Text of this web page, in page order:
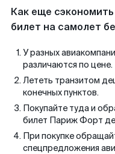
Как еще
билет на самолет
У разных
различаются по цене.
Лететь транзитом
конечных пунктов.
Покупайте туда и
билет Париж Форт
При покупке
спецпредложения